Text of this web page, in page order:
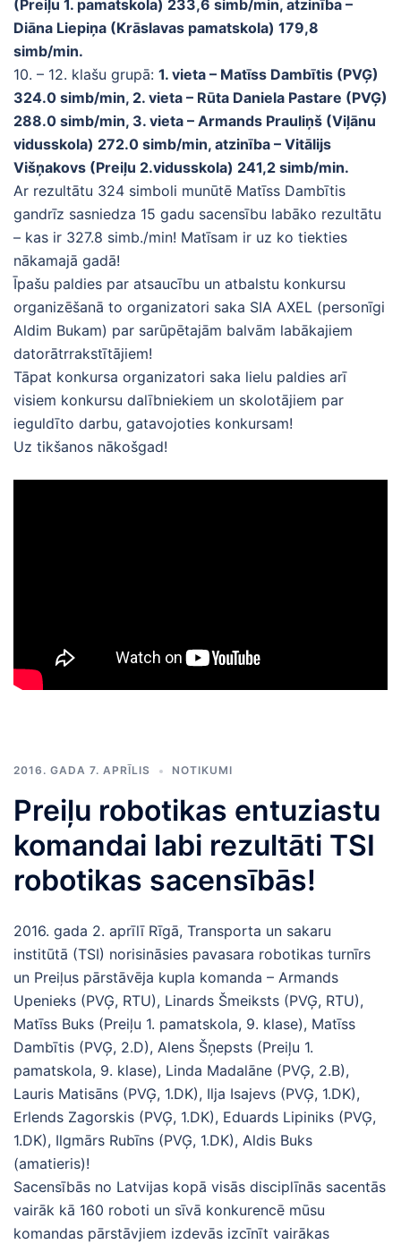
(Preiļu 1. pamatskola) 233,6 simb/min, atzinība –
Diāna Liepiņa (Krāslavas pamatskola) 179,8
simb/min.
10. – 12. klašu grupā: 1. vieta – Matīss Dambītis (PVĢ)
324.0 simb/min, 2. vieta – Rūta Daniela Pastare (PVĢ)
288.0 simb/min, 3. vieta – Armands Prauliņš (Viļānu
vidusskola) 272.0 simb/min, atzinība – Vitālijs
Višņakovs (Preiļu 2.vidusskola) 241,2 simb/min.
Ar rezultātu 324 simboli munūtē Matīss Dambītis
gandrīz sasniedza 15 gadu sacensību labāko rezultātu
– kas ir 327.8 simb./min! Matīsam ir uz ko tiekties
nākamajā gadā!
Īpašu paldies par atsaucību un atbalstu konkursu
organizēšanā to organizatori saka SIA AXEL (personīgi
Aldim Bukam) par sarūpētajām balvām labākajiem
datorātrrakstītājiem!
Tāpat konkursa organizatori saka lielu paldies arī
visiem konkursu dalībniekiem un skolotājiem par
ieguldīto darbu, gatavojoties konkursam!
Uz tikšanos nākošgad!
2016. GADA 7. APRĪLIS NOTIKUMI
Preiļu robotikas entuziastu
komandai labi rezultāti TSI
robotikas sacensībās!
2016. gada 2. aprīlī Rīgā, Transporta un sakaru
institūtā (TSI) norisināsies pavasara robotikas turnīrs
un Preiļus pārstāvēja kupla komanda – Armands
Upenieks (PVĢ, RTU), Linards Šmeiksts (PVĢ, RTU),
Matīss Buks (Preiļu 1. pamatskola, 9. klase), Matīss
Dambītis (PVĢ, 2.D), Alens Šņepsts (Preiļu 1.
pamatskola, 9. klase), Linda Madalāne (PVĢ, 2.B),
Lauris Matisāns (PVĢ, 1.DK), Ilja Isajevs (PVĢ, 1.DK),
Erlends Zagorskis (PVĢ, 1.DK), Eduards Lipiniks (PVĢ,
1.DK), Ilgmārs Rubīns (PVĢ, 1.DK), Aldis Buks
(amatieris)!
Sacensībās no Latvijas kopā visās disciplīnās sacentās
vairāk kā 160 roboti un sīvā konkurencē mūsu
komandas pārstāvjiem izdevās izcīnīt vairākas